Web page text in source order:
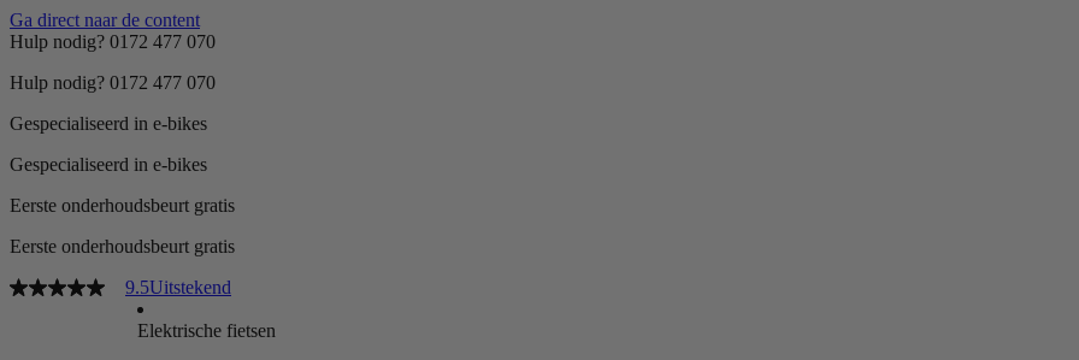
Ga direct naar de content
Hulp nodig? 0172 477 070
Hulp nodig? 0172 477 070
Gespecialiseerd in e-bikes
Gespecialiseerd in e-bikes
Eerste onderhoudsbeurt gratis
Eerste onderhoudsbeurt gratis
9.5Uitstekend
Elektrische fietsen